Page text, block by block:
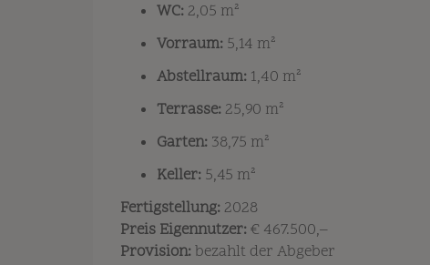
WC: 2,05 m²
Vorraum: 5,14 m²
Abstellraum: 1,40 m²
Terrasse: 25,90 m²
Garten: 38,75 m²
Keller: 5,45 m²
Fertigstellung: 2028
Preis Eigennutzer: € 467.500,–
Provision: bezahlt der Abgeber